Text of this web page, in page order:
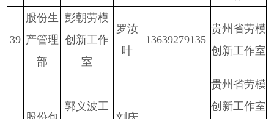
39
股份生
产管理
部
彭朝劳模
创新工作
室
罗汝
叶
13639279135
贵州省劳模
创新工作室
郭义波工
贵州省劳模
创新工作室